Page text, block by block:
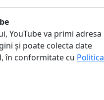
YouTube va primi adresa
și poate colecta date
în conformitate cu Politica